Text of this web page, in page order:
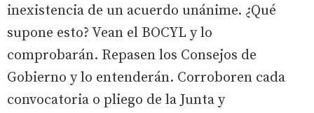
inexistencia de un acuerdo unánime. ¿Qué
supone esto? Vean el BOCYL y lo
comprobarán. Repasen los Consejos de
Gobierno y lo entenderán. Corroboren cada
convocatoria o pliego de la Junta y